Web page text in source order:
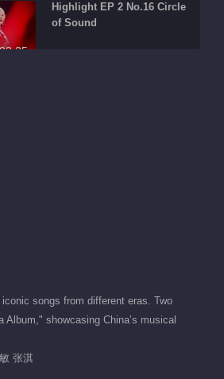
03:25
Highlight EP 2 No.16 Circle
of Sound
Highlight EP 2 No.3 Circle
of Sound
songs from different eras. Two
showcasing China’s musical
张淇